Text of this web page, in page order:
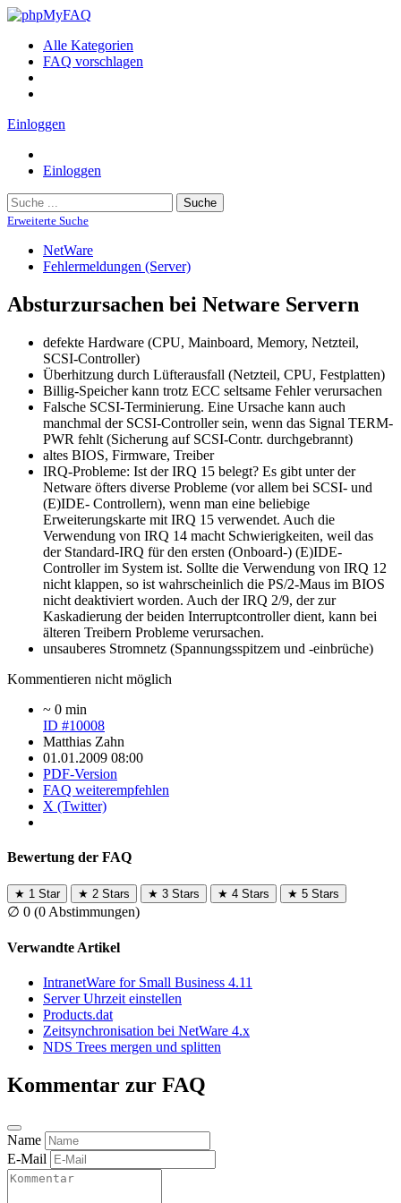
Alle Kategorien
FAQ vorschlagen
Einloggen
Einloggen
Suche
Erweiterte Suche
NetWare
Fehlermeldungen (Server)
Absturzursachen bei Netware Servern
defekte Hardware (CPU, Mainboard, Memory, Netzteil,
SCSI-Controller)
Überhitzung durch Lüfterausfall (Netzteil, CPU, Festplatten)
Billig-Speicher kann trotz ECC seltsame Fehler verursachen
Falsche SCSI-Terminierung. Eine Ursache kann auch
manchmal der SCSI-Controller sein, wenn das Signal TERM-
PWR fehlt (Sicherung auf SCSI-Contr. durchgebrannt)
altes BIOS, Firmware, Treiber
IRQ-Probleme: Ist der IRQ 15 belegt? Es gibt unter der
Netware öfters diverse Probleme (vor allem bei SCSI- und
(E)IDE- Controllern), wenn man eine beliebige
Erweiterungskarte mit IRQ 15 verwendet. Auch die
Verwendung von IRQ 14 macht Schwierigkeiten, weil das
der Standard-IRQ für den ersten (Onboard-) (E)IDE-
Controller im System ist. Sollte die Verwendung von IRQ 12
nicht klappen, so ist wahrscheinlich die PS/2-Maus im BIOS
nicht deaktiviert worden. Auch der IRQ 2/9, der zur
Kaskadierung der beiden Interruptcontroller dient, kann bei
älteren Treibern Probleme verursachen.
unsauberes Stromnetz (Spannungsspitzem und -einbrüche)
Kommentieren nicht möglich
~ 0 min
ID #10008
Matthias Zahn
01.01.2009 08:00
PDF-Version
FAQ weiterempfehlen
X (Twitter)
Bewertung der FAQ
★ 1 Star ★ 2 Stars ★ 3 Stars ★ 4 Stars ★ 5 Stars
∅ 0 (0 Abstimmungen)
Verwandte Artikel
IntranetWare for Small Business 4.11
Server Uhrzeit einstellen
Products.dat
Zeitsynchronisation bei NetWare 4.x
NDS Trees mergen und splitten
Kommentar zur FAQ
Name
E-Mail